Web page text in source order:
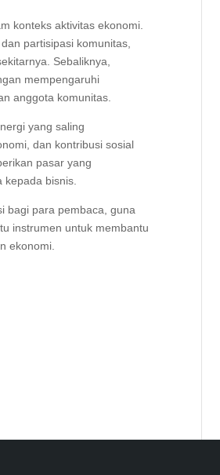
konteks aktivitas ekonomi.
partisipasi komunitas,
Sebaliknya,
mempengaruhi
anggota komunitas.
yang saling
dan kontribusi sosial
pasar yang
bisnis.
bagi para pembaca, guna
instrumen untuk membantu
ekonomi.